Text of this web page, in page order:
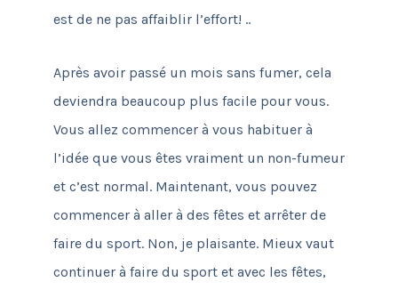
est de ne pas affaiblir l’effort! ..
Après avoir passé un mois sans fumer, cela
deviendra beaucoup plus facile pour vous.
Vous allez commencer à vous habituer à
l’idée que vous êtes vraiment un non-fumeur
et c’est normal. Maintenant, vous pouvez
commencer à aller à des fêtes et arrêter de
faire du sport. Non, je plaisante. Mieux vaut
continuer à faire du sport et avec les fêtes,